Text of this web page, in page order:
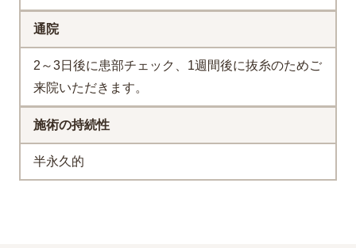
通院
2～3日後に患部チェック、1週間後に抜糸のためご
来院いただきます。
施術の持続性
半永久的